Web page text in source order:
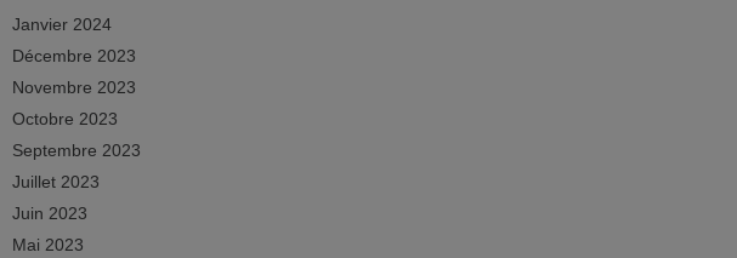
Janvier 2024
Décembre 2023
Novembre 2023
Octobre 2023
Septembre 2023
Juillet 2023
Juin 2023
Mai 2023